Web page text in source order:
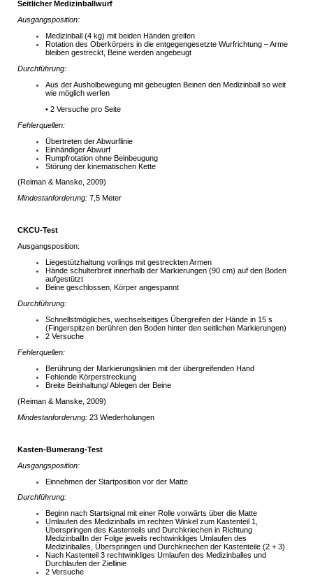
Seitlicher Medizinballwurf
Ausgangsposition:
Medizinball (4 kg) mit beiden Händen greifen
Rotation des Oberkörpers in die entgegengesetzte Wurfrichtung – Arme
bleiben gestreckt, Beine werden angebeugt
Durchführung:
Aus der Ausholbewegung mit gebeugten Beinen den Medizinball so weit
wie möglich werfen
• 2 Versuche pro Seite
Fehlerquellen:
Übertreten der Abwurflinie
Einhändiger Abwurf
Rumpfrotation ohne Beinbeugung
Störung der kinematischen Kette
(Reiman & Manske, 2009)
Mindestanforderung:7,5 Meter
CKCU-Test
Ausgangsposition:
Liegestützhaltung vorlings mit gestreckten Armen
Hände schulterbreit innerhalb der Markierungen (90 cm) auf den Boden
aufgestützt
Beine geschlossen, Körper angespannt
Durchführung:
Schnellstmögliches, wechselseitiges Übergreifen der Hände in 15 s
(Fingerspitzen berühren den Boden hinter den seitlichen Markierungen)
2 Versuche
Fehlerquellen:
Berührung der Markierungslinien mit der übergreifenden Hand
Fehlende Körperstreckung
Breite Beinhaltung/ Ablegen der Beine
(Reiman & Manske, 2009)
Mindestanforderung:23 Wiederholungen
Kasten-Bumerang-Test
Ausgangsposition:
Einnehmen der Startposition vor der Matte
Durchführung:
Beginn nach Startsignal mit einer Rolle vorwärts über die Matte
Umlaufen des Medizinballs im rechten Winkel zum Kastenteil 1,
Überspringen des Kastenteils und Durchkriechen in Richtung
MedizinballIn der Folge jeweils rechtwinkliges Umlaufen des
Medizinballes, Überspringen und Durchkriechen der Kastenteile (2 + 3)
Nach Kastenteil 3 rechtwinkliges Umlaufen des Medizinballes und
Durchlaufen der Ziellinie
2 Versuche